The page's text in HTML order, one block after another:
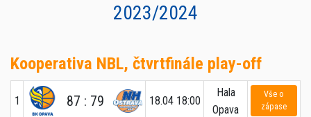
2023/2024
Kooperativa NBL, čtvrtfinále play-off
1 87 : 79 18.04 18:00
Hala
Opava
Vše o
zápase